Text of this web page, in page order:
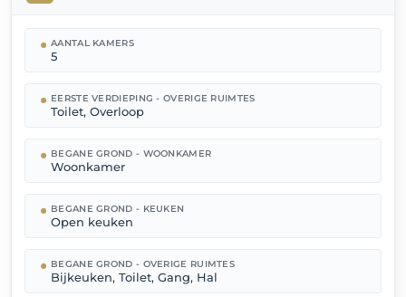
AANTAL KAMERS
5
EERSTE VERDIEPING - OVERIGE RUIMTES
Toilet, Overloop
BEGANE GROND - WOONKAMER
Woonkamer
BEGANE GROND - KEUKEN
Open keuken
BEGANE GROND - OVERIGE RUIMTES
Bijkeuken, Toilet, Gang, Hal